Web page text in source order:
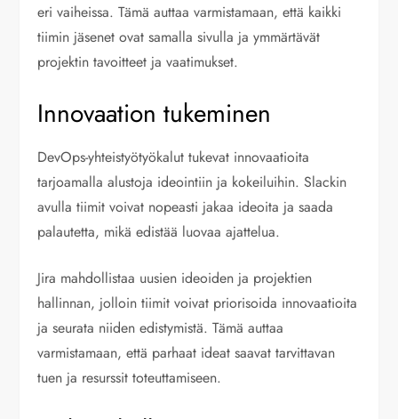
eri vaiheissa. Tämä auttaa varmistamaan, että kaikki
tiimin jäsenet ovat samalla sivulla ja ymmärtävät
projektin tavoitteet ja vaatimukset.
Innovaation tukeminen
DevOps-yhteistyötyökalut tukevat innovaatioita
tarjoamalla alustoja ideointiin ja kokeiluihin. Slackin
avulla tiimit voivat nopeasti jakaa ideoita ja saada
palautetta, mikä edistää luovaa ajattelua.
Jira mahdollistaa uusien ideoiden ja projektien
hallinnan, jolloin tiimit voivat priorisoida innovaatioita
ja seurata niiden edistymistä. Tämä auttaa
varmistamaan, että parhaat ideat saavat tarvittavan
tuen ja resurssit toteuttamiseen.